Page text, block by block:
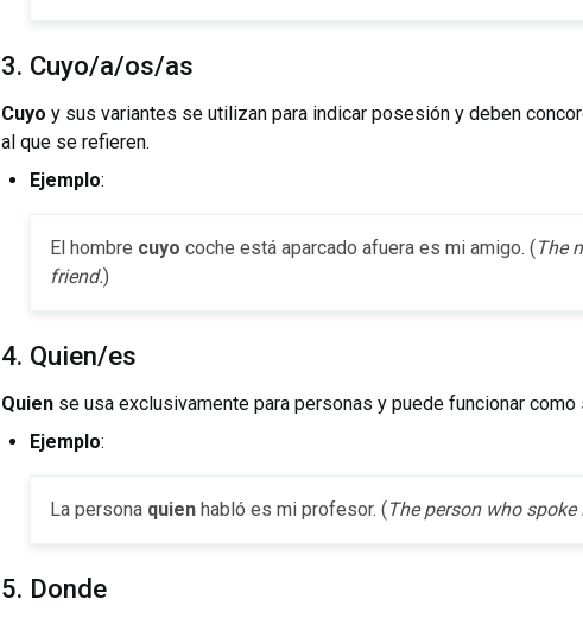
3. Cuyo/a/os/as
Cuyo y sus variantes se utilizan para indicar posesión y deben
al que se refieren.
Ejemplo:
El hombre cuyo coche está aparcado afuera es mi amigo. ( The
friend.)
4. Quien/es
Quiense usa exclusivamente para personas y puede funcionar como
Ejemplo:
La persona quienhabló es mi profesor. ( The person who spoke
5. Donde